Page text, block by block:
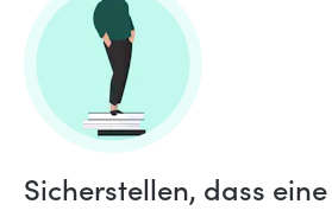
Sicherstellen, dass